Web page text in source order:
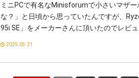
ミニPCで有名なMinisforumで小さいマザ
な？」と日頃から思っていたんですが、
95i SE」をメーカーさんに頂いたのでレビ
2025.03.21